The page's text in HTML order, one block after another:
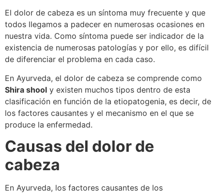
El dolor de cabeza es un síntoma muy frecuente y que
todos llegamos a padecer en numerosas ocasiones en
nuestra vida. Como síntoma puede ser indicador de la
existencia de numerosas patologías y por ello, es difícil
de diferenciar el problema en cada caso.
En Ayurveda, el dolor de cabeza se comprende como
Shira shool y existen muchos tipos dentro de esta
clasificación en función de la etiopatogenia, es decir, de
los factores causantes y el mecanismo en el que se
produce la enfermedad.
Causas del dolor de
cabeza
En Ayurveda, los factores causantes de los